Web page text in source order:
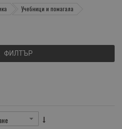
Учебници и помагала
ФИЛТЪР